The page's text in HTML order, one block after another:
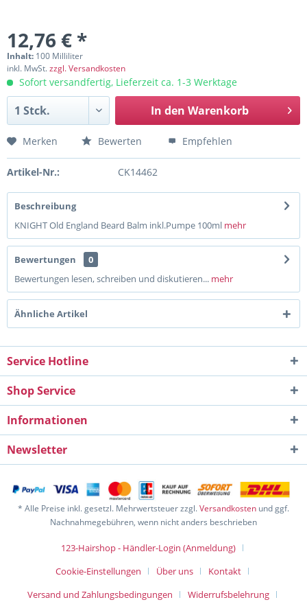
12,76 € *
Inhalt: 100 Milliliter
inkl. MwSt.zzgl. Versandkosten
Sofort versandfertig, Lieferzeit ca. 1-3 Werktage
In den Warenkorb
Merken Bewerten Empfehlen
Artikel-Nr.: CK14462
Beschreibung
KNIGHT Old England Beard Balm inkl.Pumpe 100ml mehr
Bewertungen
0
Bewertungen lesen, schreiben und diskutieren... mehr
Ähnliche Artikel
Service Hotline
Shop Service
Informationen
Newsletter
* Alle Preise inkl. gesetzl. Mehrwertsteuer zzgl.Versandkosten und ggf.
Nachnahmegebühren, wenn nicht anders beschrieben
123-Hairshop - Händler-Login (Anmeldung)
Cookie-Einstellungen
Über uns
Kontakt
Versand und Zahlungsbedingungen
Widerrufsbelehrung